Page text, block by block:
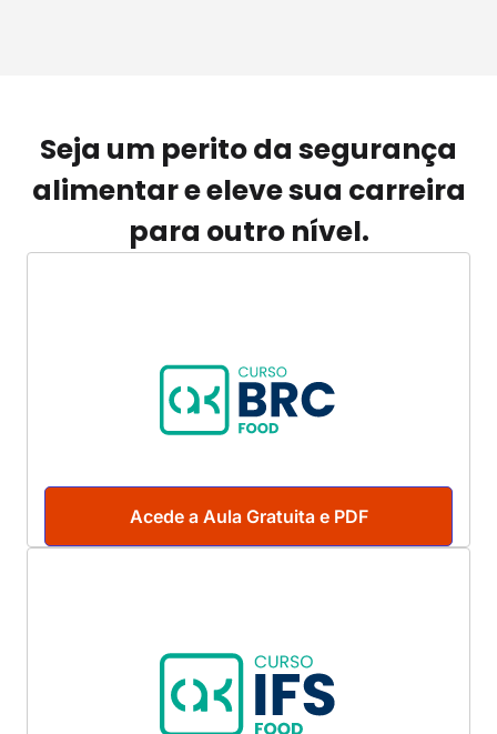
Seja um perito da segurança
alimentar e eleve sua carreira
para outro nível.
Acede a Aula Gratuita e PDF